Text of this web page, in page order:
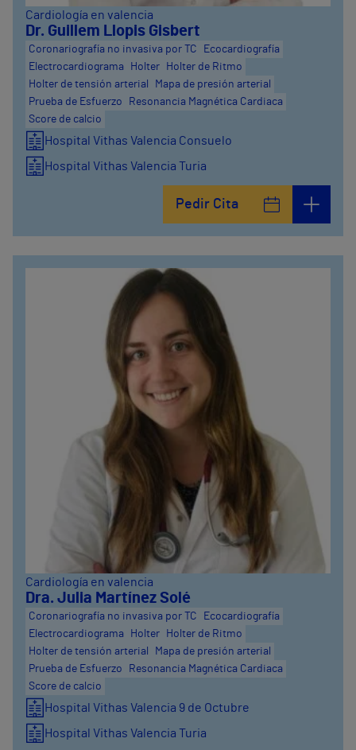
Cardiología en valencia
Dr. Guillem Llopis Gisbert
Coronariografía no invasiva por TC
Ecocardiografía
Electrocardiograma
Holter
Holter de Ritmo
Holter de tensión arterial
Mapa de presión arterial
Prueba de Esfuerzo
Resonancia Magnética Cardiaca
Score de calcio
Hospital Vithas Valencia Consuelo
Hospital Vithas Valencia Turia
Pedir Cita
Cardiología en valencia
Dra. Julia Martínez Solé
Coronariografía no invasiva por TC
Ecocardiografía
Electrocardiograma
Holter
Holter de Ritmo
Holter de tensión arterial
Mapa de presión arterial
Prueba de Esfuerzo
Resonancia Magnética Cardiaca
Score de calcio
Hospital Vithas Valencia 9 de Octubre
Hospital Vithas Valencia Turia